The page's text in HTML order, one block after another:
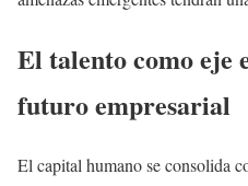
El talento como eje
futuro empresarial
El capital humano se consolida